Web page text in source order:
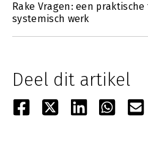
Rake Vragen: een
systemisch werk
Deel dit artikel